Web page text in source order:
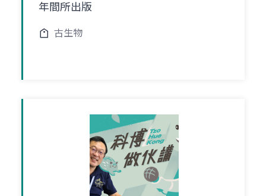
年間所出版
古生物